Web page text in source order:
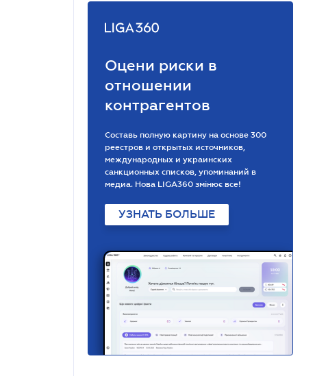
Оцени риски в
отношении
контрагентов
Составь полную картину на основе 300
реестров и открытых источников,
международных и украинских
санкционных списков, упоминаний в
медиа. Нова LIGA360 змінює все!
УЗНАТЬ БОЛЬШЕ